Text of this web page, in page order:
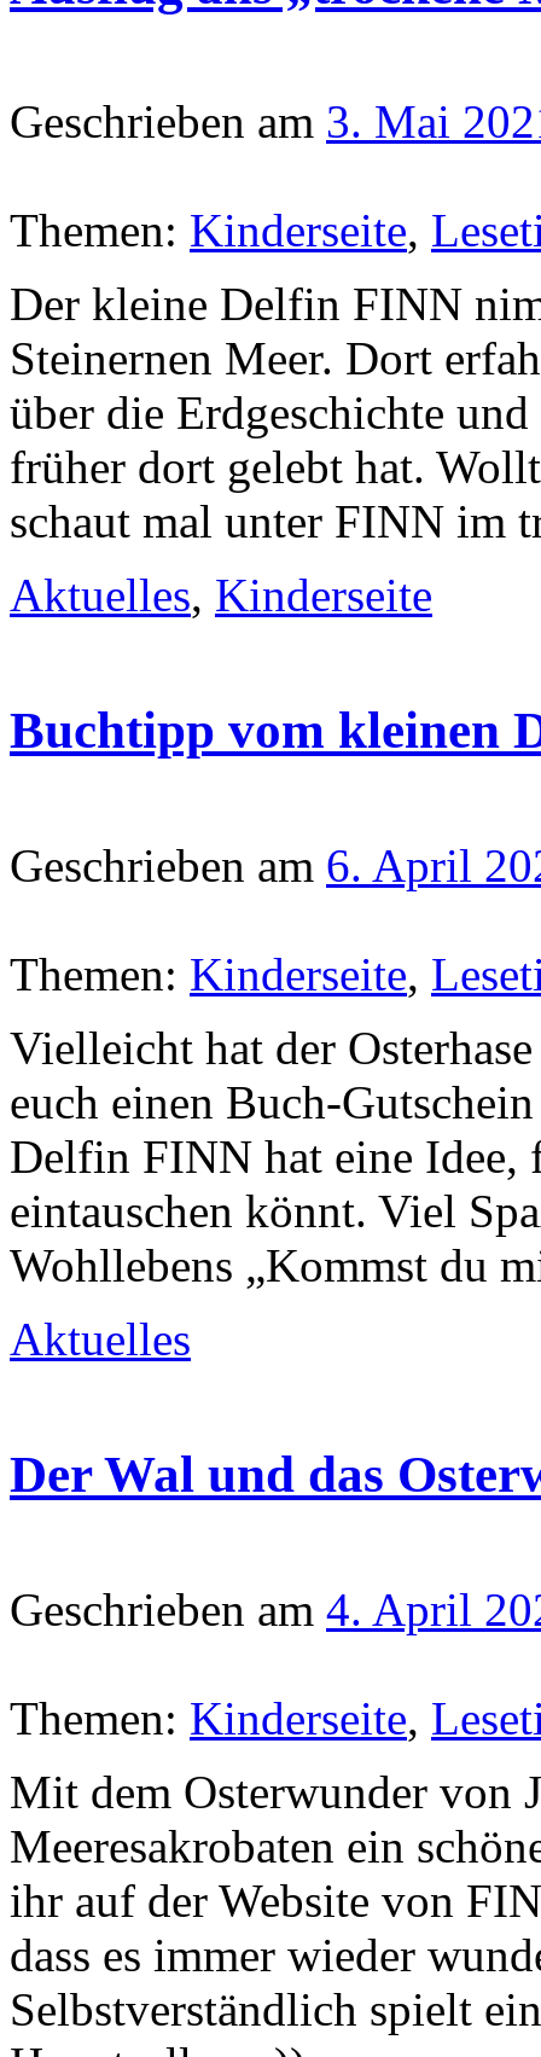
Geschrieben am 3. Mai
Themen: Kinderseite,
Der kleine Delfin FINN
Steinernen Meer. Dort
über die Erdgeschichte
früher dort gelebt hat.
schaut mal unter FINN im
Aktuelles, Kinderseite
Buchtipp vom kleinen
Geschrieben am 6. April
Themen: Kinderseite,
Vielleicht hat der
euch einen Buch-
Delfin FINN hat eine Idee,
eintauschen könnt. Viel
Wohllebens „Kommst du
Aktuelles
Der Wal und das
Geschrieben am 4. April
Themen: Kinderseite,
Mit dem Osterwunder von
Meeresakrobaten ein
ihr auf der Website von
dass es immer wieder
Selbstverständlich spielt